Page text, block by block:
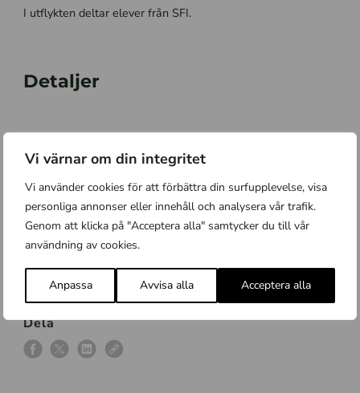
Vi värnar om din integritet
Vi använder cookies för att förbättra din surfupplevelse, visa
personliga annonser eller innehåll och analysera vår trafik.
Genom att klicka på "Acceptera alla" samtycker du till vår
användning av cookies.
Anpassa Avvisa alla Acceptera alla
I utflykten deltar elever från SFI.
Detaljer
Var:Samling vid busshållplatsen Älvkarleby kraftverk
Kontakt:Ingrid Stolt 070-277 15 57
Anmälan:Nej
Arrangör:Friluftsfrämjandet Skutskär-Älvkarleby,
Naturskyddsföreningen Älvkarleby, SFI Älvkarleby kommun,
Dela